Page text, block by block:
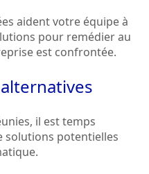
aident votre équipe à
pour remédier au
est confrontée.
il est temps
solutions potentielles